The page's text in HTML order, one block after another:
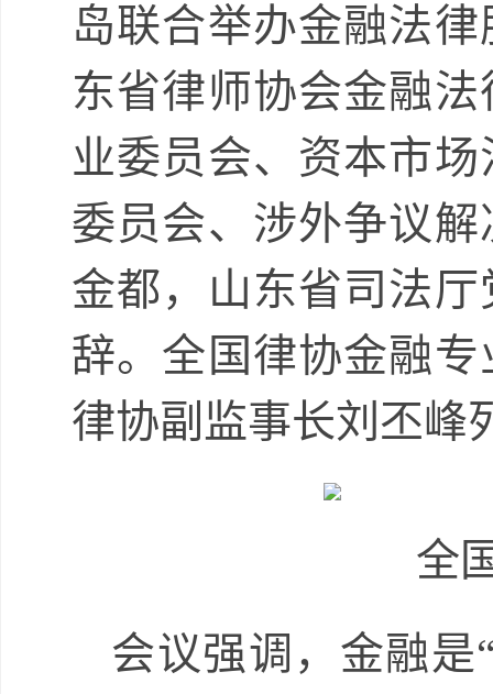
岛联合举办金融法
东省律师协会金融
业委员会、资本市
委员会、涉外争议
金都，山东省司法
辞。全国律协金融
律协副监事长刘丕峰
全
会议强调，金融是